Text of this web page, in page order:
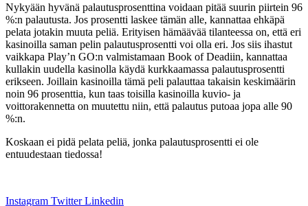
Nykyään hyvänä palautusprosenttina voidaan pitää suurin piirtein 96
%:n palautusta. Jos prosentti laskee tämän alle, kannattaa ehkäpä
pelata jotakin muuta peliä. Erityisen hämäävää tilanteessa on, että eri
kasinoilla saman pelin palautusprosentti voi olla eri. Jos siis ihastut
vaikkapa Play’n GO:n valmistamaan Book of Deadiin, kannattaa
kullakin uudella kasinolla käydä kurkkaamassa palautusprosentti
erikseen. Joillain kasinoilla tämä peli palauttaa takaisin keskimäärin
noin 96 prosenttia, kun taas toisilla kasinoilla kuvio- ja
voittorakennetta on muutettu niin, että palautus putoaa jopa alle 90
%:n.
Koskaan ei pidä pelata peliä, jonka palautusprosentti ei ole
entuudestaan tiedossa!
Instagram Twitter Linkedin